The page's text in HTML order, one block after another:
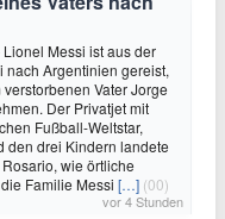
Messi ist aus der
nach Argentinien gereist,
Vater Jorge
Der Privatjet mit
Fußball-Weltstar,
den drei Kindern landete
wie örtliche
Familie Messi […] (00)
vor 4 Stunden